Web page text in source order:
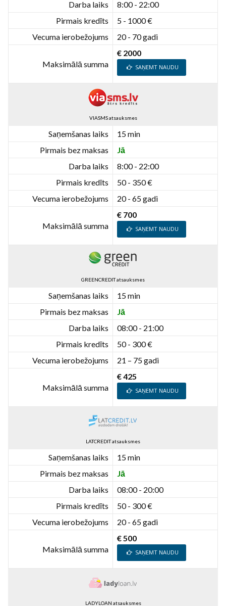
Darba laiks
8:00 - 22:00
Pirmais kredīts
5 - 1000 €
Vecuma ierobežojums
20 - 70 gadi
Maksimālā summa
€ 2000
SAŅEMT NAUDU
VIASMS atsauksmes
Saņemšanas laiks
15 min
Pirmais bez maksas
Jā
Darba laiks
8:00 - 22:00
Pirmais kredīts
50 - 350 €
Vecuma ierobežojums
20 - 65 gadi
Maksimālā summa
€ 700
SAŅEMT NAUDU
GREENCREDIT atsauksmes
Saņemšanas laiks
15 min
Pirmais bez maksas
Jā
Darba laiks
08:00 - 21:00
Pirmais kredīts
50 - 300 €
Vecuma ierobežojums
21 – 75 gadi
Maksimālā summa
€ 425
SAŅEMT NAUDU
LATCREDIT atsauksmes
Saņemšanas laiks
15 min
Pirmais bez maksas
Jā
Darba laiks
08:00 - 20:00
Pirmais kredīts
50 - 300 €
Vecuma ierobežojums
20 - 65 gadi
Maksimālā summa
€ 500
SAŅEMT NAUDU
LADYLOAN atsauksmes